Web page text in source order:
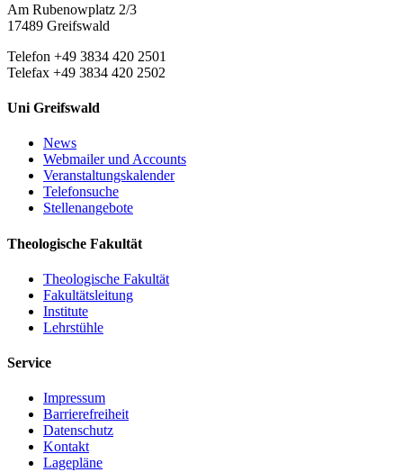
Am Rubenowplatz 2/3
17489 Greifswald
Telefon +49 3834 420 2501
Telefax +49 3834 420 2502
Uni Greifswald
News
Webmailer und Accounts
Veranstaltungskalender
Telefonsuche
Stellenangebote
Theologische Fakultät
Theologische Fakultät
Fakultätsleitung
Institute
Lehrstühle
Service
Impressum
Barrierefreiheit
Datenschutz
Kontakt
Lagepläne